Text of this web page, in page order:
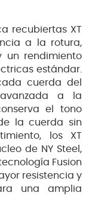
recubiertas XT
a la rotura,
un rendimiento
estándar.
cuerda del
a la
el tono
la cuerda sin
los XT
de NY Steel,
Fusion
resistencia y
una amplia